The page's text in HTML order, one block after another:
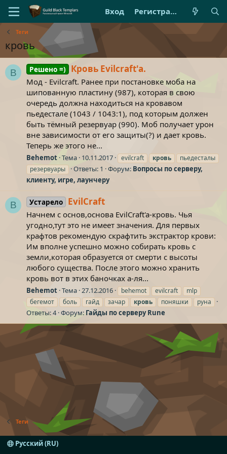
Вход Регистрация
Теги
кровь
B Решено =) Кровь Evilcraft'a.
Мод - Evilcraft. Ранее при постановке моба на
шипованную пластину (987), которая в свою
очередь должна находиться на кровавом
пьедестале (1043 / 1043:1), под которым должен
быть тёмный резервуар (990). Моб получает урон
вне зависимости от его защиты(?) и дает кровь.
Теперь же этого не...
Behemot Тема 10.11.2017 evilcraft кровь
пьедесталы
резервуары
Ответы: 1 Форум: Вопросы по серверу,
клиенту, игре, лаунчеру
B Устарело EvilCraft
Начнем с основ,основа EvilCraft'a-кровь. Чья
угодно,тут это не имеет значения. Для первых
крафтов рекомендую скрафтить экстрактор крови:
Им вполне успешно можно собирать кровь с
земли,которая образуется от смерти с высоты
любого существа. После этого можно хранить
кровь вот в этих баночках а-ля...
Behemot Тема 27.12.2016 behemot evilcraft
mlp
бегемот
боль гайд зачар кровь поняшки руна
Ответы: 4 Форум: Гайды по серверу Rune
Теги
Русский (RU)